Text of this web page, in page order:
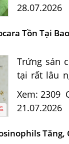
học và
28.07.2026
Tồn Tại
Trứng sán
tại rất lâu
và là
hiểm cho
vấn cách
Xem: 2309
21.07.2026
Tăng,